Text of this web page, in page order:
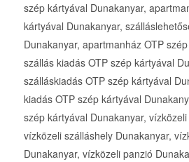
szép kártyával Dunakanyar,
kártyával Dunakanyar,
Dunakanyar, apartmanház OTP
szállás kiadás OTP szép kártyával
szálláskiadás OTP szép kártyával
kiadás OTP szép kártyával
szép kártyával Dunakanyar,
vízközeli szálláshely Dunakanyar,
Dunakanyar, vízközeli panzió